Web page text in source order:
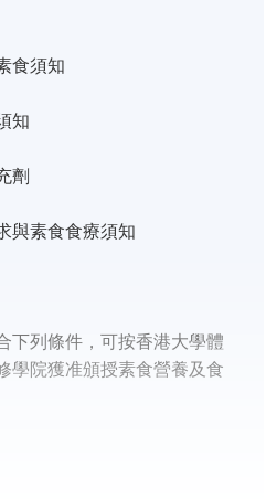
食須知
知
劑
與素食食療須知
下列條件，可按香港大學體
學院獲准頒授素食營養及食